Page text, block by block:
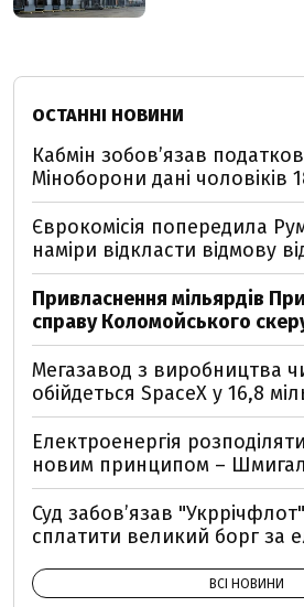
ОСТАННІ НОВИНИ
Кабмін зобовʼязав
Міноборони дані чоловіків
Єврокомісія попередила
наміри відкласти відмову
Привласнення мільярдів
справу Коломойського
Мегазавод з виробництва
обійдеться SpaceX у 16,8
Електроенергія
новим принципом –
Суд забов’язав
сплатити великий борг за
ВСІ НОВИНИ